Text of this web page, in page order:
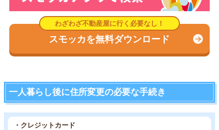
スモッカを無料ダウンロード
一人暮らし後に住所変更の必要な手続き
・クレジットカード